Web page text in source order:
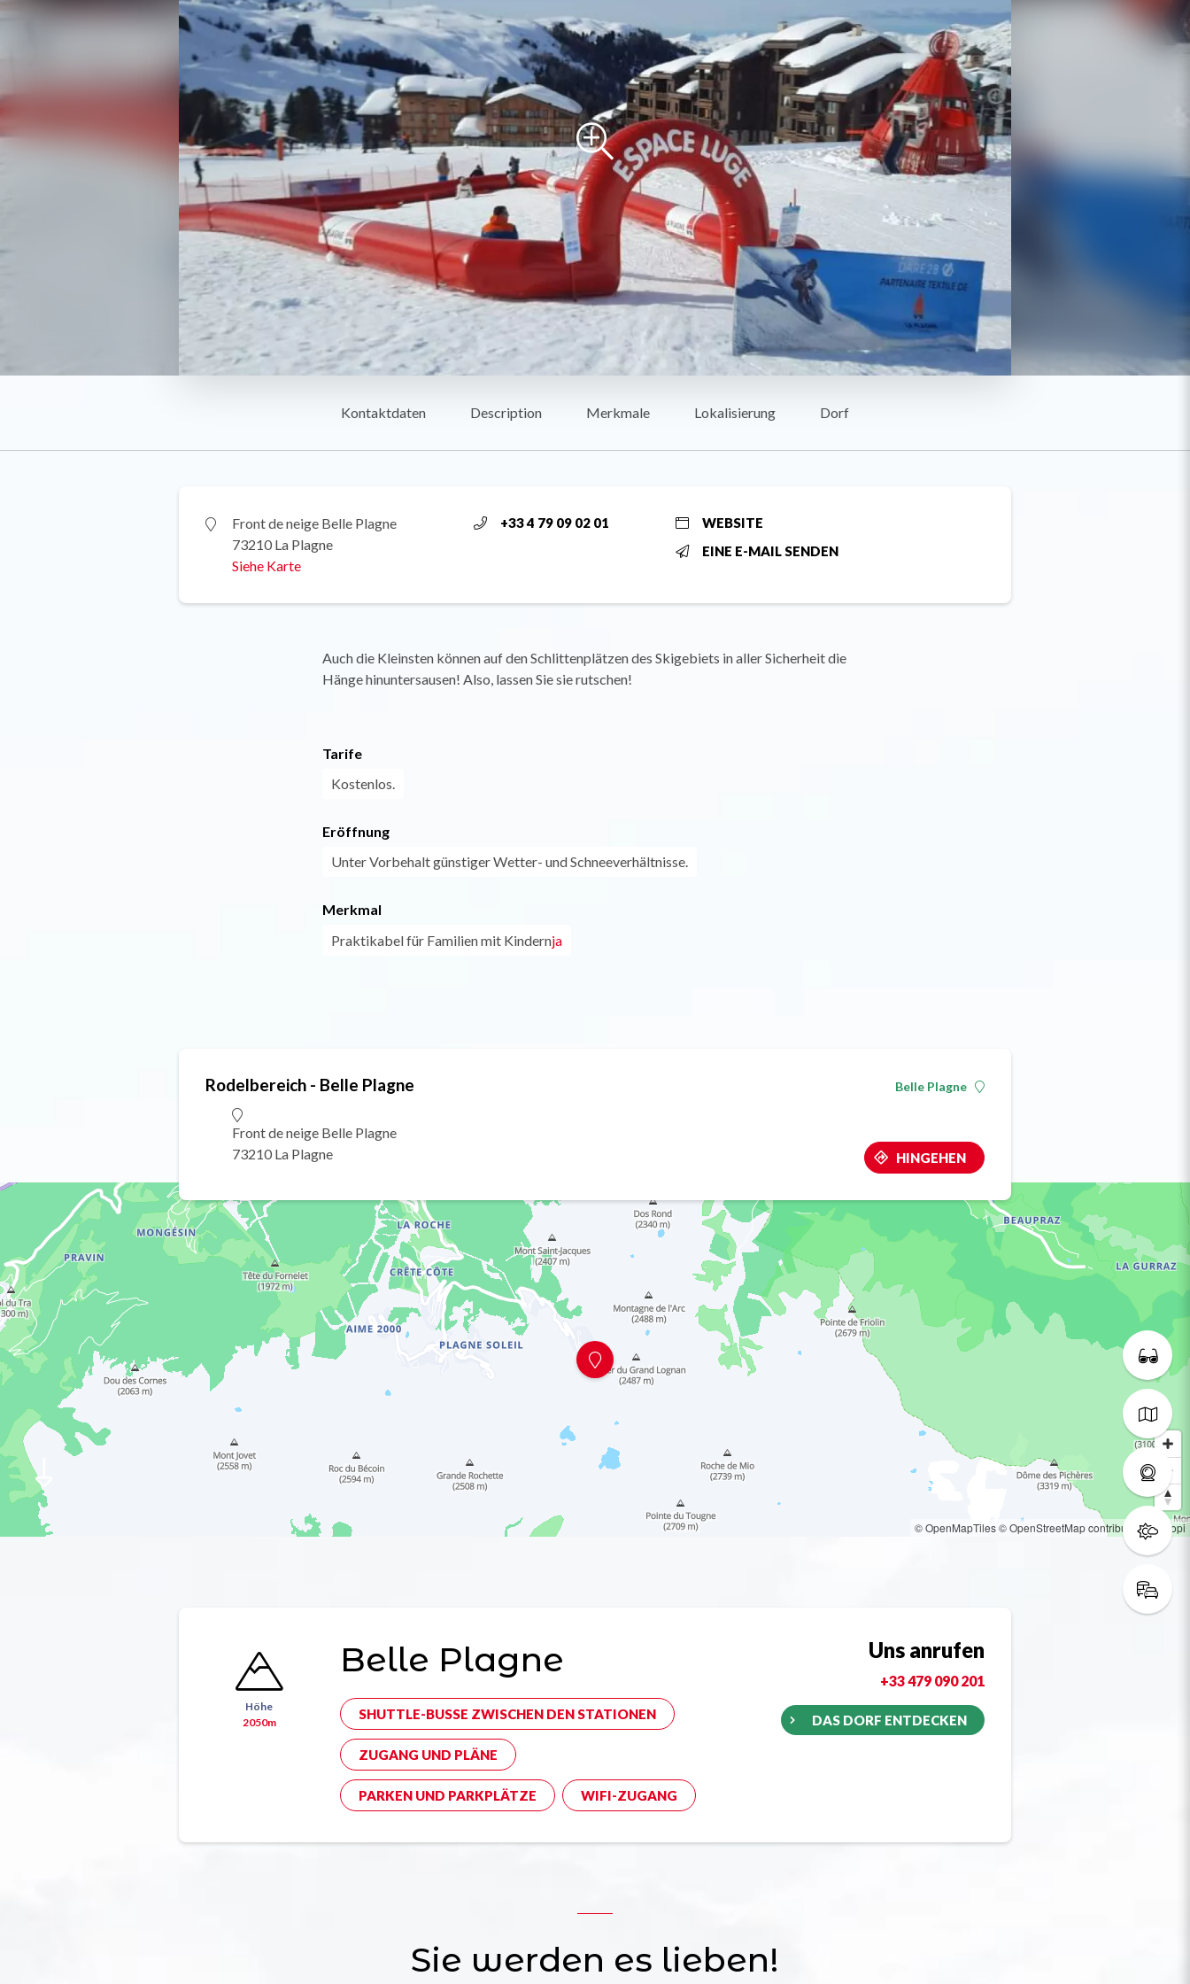
Kontaktdaten Description Merkmale Lokalisierung Dorf
Front de neige Belle Plagne
73210 La Plagne
Siehe Karte
+33 4 79 09 02 01
WEBSITE
EINE E-MAIL SENDEN
Auch die Kleinsten können auf den Schlittenplätzen des Skigebiets in aller Sicherheit die
Hänge hinuntersausen! Also, lassen Sie sie rutschen!
Tarife
Kostenlos.
Eröffnung
Unter Vorbehalt günstiger Wetter- und Schneeverhältnisse.
Merkmal
Praktikabel für Familien mit Kindernja
Rodelbereich - Belle Plagne
Front de neige Belle Plagne
73210 La Plagne
Belle Plagne
HINGEHEN
© OpenMapTiles© OpenStreetMap contributors© Loopi
Höhe
2050m
Belle Plagne
SHUTTLE-BUSSE ZWISCHEN DEN STATIONEN
ZUGANG UND PLÄNE
PARKEN UND PARKPLÄTZE WIFI-ZUGANG
Uns anrufen
+33 479 090 201
DAS DORF ENTDECKEN
Sie werden es lieben!